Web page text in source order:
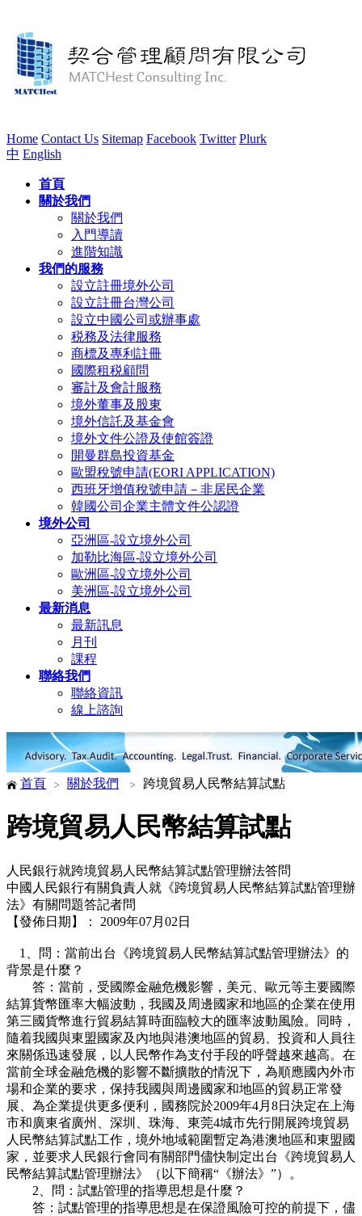
Home Contact Us Sitemap Facebook Twitter Plurk
中 English
首頁
關於我們
關於我們
入門導讀
進階知識
我們的服務
設立註冊境外公司
設立註冊台灣公司
設立中國公司或辦事處
税務及法律服務
商標及專利註冊
國際租税顧問
審計及會計服務
境外董事及股東
境外信託及基金會
境外文件公證及使館簽證
開曼群島投資基金
歐盟稅號申請(EORI APPLICATION)
西班牙增值稅號申請－非居民企業
韓國公司企業主體文件公認證
境外公司
亞洲區-設立境外公司
加勒比海區-設立境外公司
歐洲區-設立境外公司
美洲區-設立境外公司
最新消息
最新訊息
月刊
課程
聯絡我們
聯絡資訊
線上諮詢
首頁 關於我們 跨境貿易人民幣結算試點
跨境貿易人民幣結算試點
人民銀行就跨境貿易人民幣結算試點管理辦法答問
中國人民銀行有關負責人就《跨境貿易人民幣結算試點管理辦
法》有關問題答記者問
【發佈日期】： 2009年07月02日
1、問：當前出台《跨境貿易人民幣結算試點管理辦法》的
背景是什麼？
答：當前，受國際金融危機影響，美元、歐元等主要國際
結算貨幣匯率大幅波動，我國及周邊國家和地區的企業在使用
第三國貨幣進行貿易結算時面臨較大的匯率波動風險。同時，
隨着我國與東盟國家及內地與港澳地區的貿易、投資和人員往
來關係迅速發展，以人民幣作為支付手段的呼聲越來越高。在
當前全球金融危機的影響不斷擴散的情況下，為順應國內外市
場和企業的要求，保持我國與周邊國家和地區的貿易正常發
展、為企業提供更多便利，國務院於2009年4月8日決定在上海
市和廣東省廣州、深圳、珠海、東莞4城市先行開展跨境貿易
人民幣結算試點工作，境外地域範圍暫定為港澳地區和東盟國
家，並要求人民銀行會同有關部門儘快制定出台《跨境貿易人
民幣結算試點管理辦法》（以下簡稱“《辦法》”）。
2、問：試點管理的指導思想是什麼？
答：試點管理的指導思想是在保證風險可控的前提下，儘